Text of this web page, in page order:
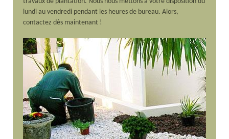
lundi au vendredi pendant les heures de bureau. Alors,
contactez dès maintenant !